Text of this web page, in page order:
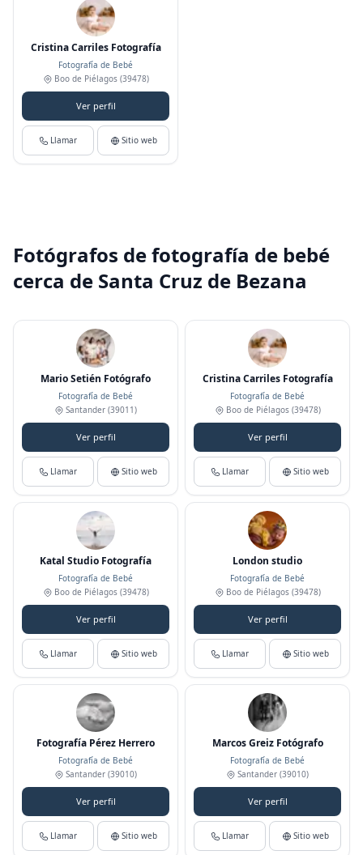
Cristina Carriles Fotografía
Fotografía de Bebé
Boo de Piélagos(39478)
Ver perfil
Llamar Sitio web
Fotógrafos de fotografía de bebé
cerca de Santa Cruz de Bezana
Mario Setién Fotógrafo
Fotografía de Bebé
Santander (39011)
Ver perfil
Llamar Sitio web
Cristina Carriles Fotografía
Fotografía de Bebé
Boo de Piélagos(39478)
Ver perfil
Llamar Sitio web
Katal Studio Fotografía
Fotografía de Bebé
Boo de Piélagos(39478)
Ver perfil
Llamar Sitio web
London studio
Fotografía de Bebé
Boo de Piélagos(39478)
Ver perfil
Llamar Sitio web
Fotografía Pérez Herrero
Fotografía de Bebé
Santander (39010)
Ver perfil
Llamar Sitio web
Marcos Greiz Fotógrafo
Fotografía de Bebé
Santander (39010)
Ver perfil
Llamar Sitio web